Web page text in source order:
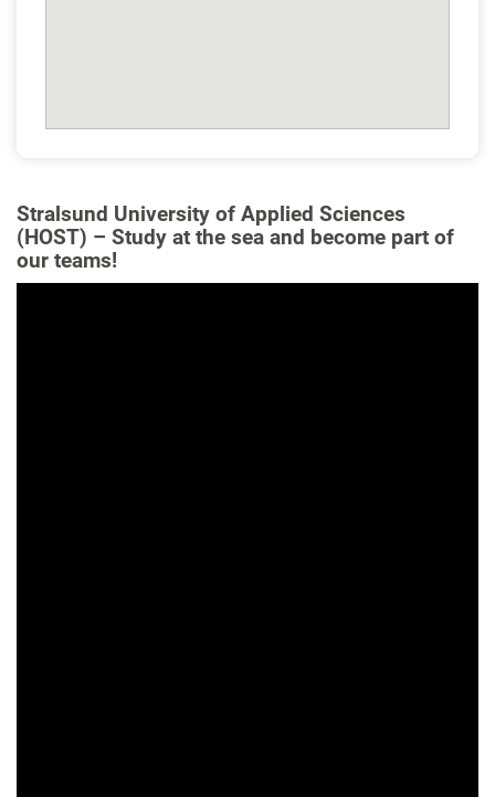
Stralsund University of Applied Sciences
(HOST) – Study at the sea and become part of
our teams!